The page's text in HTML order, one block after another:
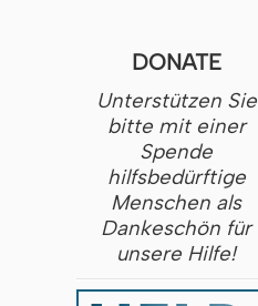
DONATE
Unterstützen Sie
bitte mit einer
Spende
hilfsbedürftige
Menschen als
Dankeschön für
unsere Hilfe!